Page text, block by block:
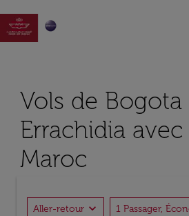

Vols de Bogota
Errachidia
Maroc
Aller-retour expand_more 1 Passager,